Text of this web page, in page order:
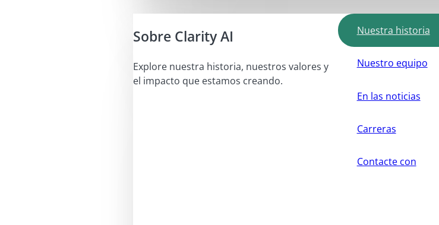
Sobre Clarity AI
Explore nuestra historia, nuestros valores y
el impacto que estamos creando.
Nuestra historia
Nuestro equipo
En las noticias
Carreras
Contacte con